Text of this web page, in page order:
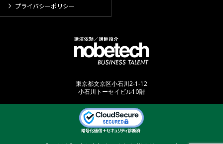
プライバシーポリシー
東京都文京区小石川2-1-12
小石川トーセイビル10階